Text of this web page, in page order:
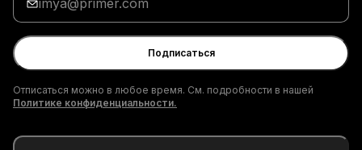
адрес
электронной
почты
Подписаться
Отписаться можно в любое время. См. подробности в нашей
Политике конфиденциальности.